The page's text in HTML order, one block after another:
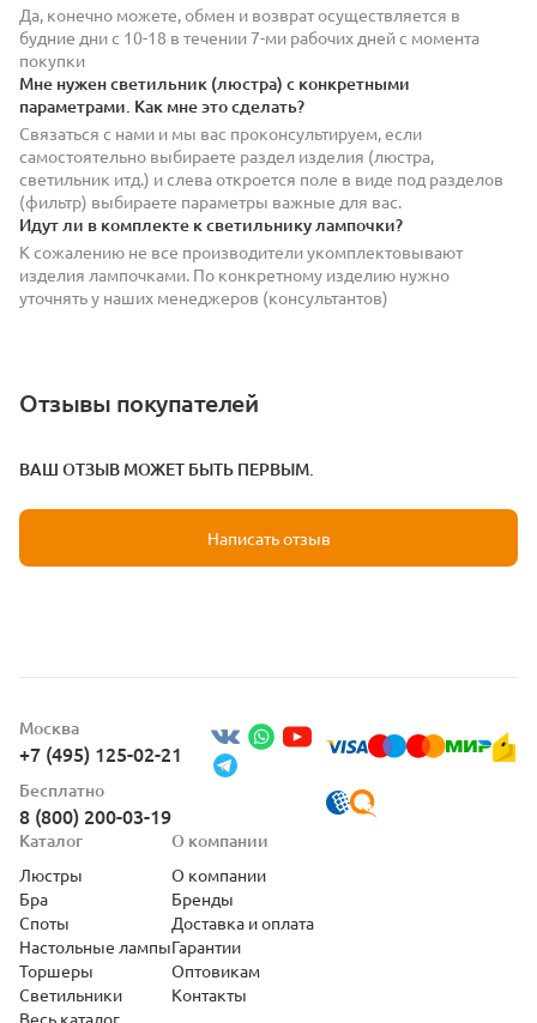
Да, конечно можете, обмен и возврат осуществляется в
будние дни с 10-18 в течении 7-ми рабочих дней с момента
покупки
Мне нужен светильник (люстра) с конкретными
параметрами. Как мне это сделать?
Связаться с нами и мы вас проконсультируем, если
самостоятельно выбираете раздел изделия (люстра,
светильник итд.) и слева откроется поле в виде под разделов
(фильтр) выбираете параметры важные для вас.
Идут ли в комплекте к светильнику лампочки?
К сожалению не все производители укомплектовывают
изделия лампочками. По конкретному изделию нужно
уточнять у наших менеджеров (консультантов)
Отзывы покупателей
ВАШ ОТЗЫВ МОЖЕТ БЫТЬ ПЕРВЫМ.
Написать отзыв
Москва
+7 (495) 125-02-21
Бесплатно
8 (800) 200-03-19
Каталог
Люстры
Бра
Споты
Настольные лампы
Торшеры
Светильники
Весь каталог
О компании
О компании
Бренды
Доставка и оплата
Гарантии
Оптовикам
Контакты